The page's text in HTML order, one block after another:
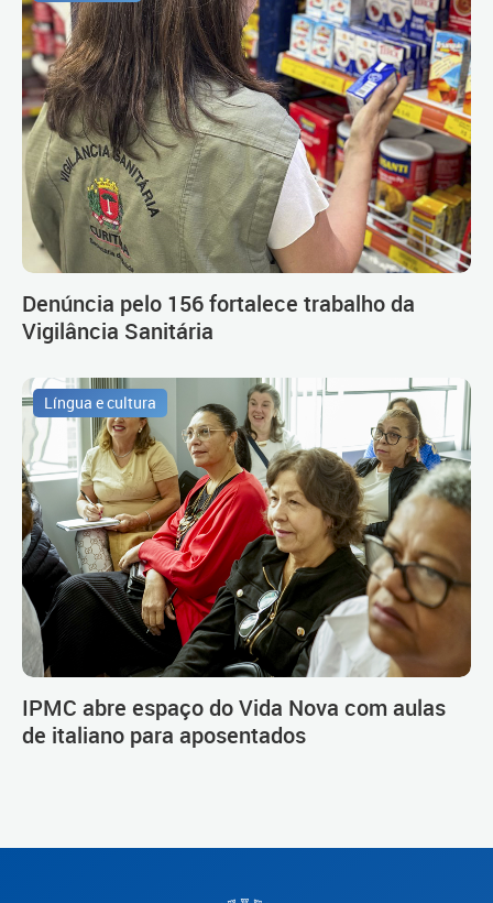
Denúncia pelo 156 fortalece trabalho da
Vigilância Sanitária
Língua e cultura
IPMC abre espaço do Vida Nova com aulas
de italiano para aposentados